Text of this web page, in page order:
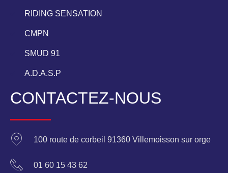
RIDING SENSATION
CMPN
SMUD 91
A.D.A.S.P
CONTACTEZ-NOUS
100 route de corbeil 91360 Villemoisson sur orge
01 60 15 43 62